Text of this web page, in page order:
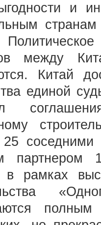
и
между
Китай
единой
партнером
в рамках